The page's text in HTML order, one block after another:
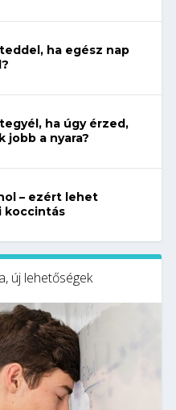
ha egész nap
ha úgy érzed,
jobb a nyara?
– ezért lehet
koccintás
új lehetőségek